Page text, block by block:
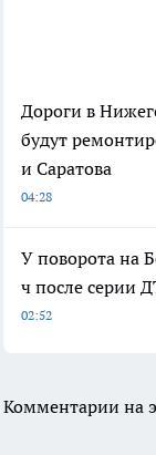
Дороги в
будут
и Саратова
04:28
У поворота на
ч после серии
02:52
Комментарии на